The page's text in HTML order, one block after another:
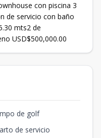
con piscina 3
de servicio con baño
mts2 de
USD$500,000.00
de golf
de servicio